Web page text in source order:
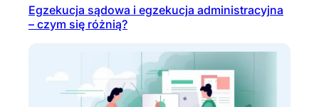
Egzekucja sądowa i egzekucja administracyjna
– czym się różnią?